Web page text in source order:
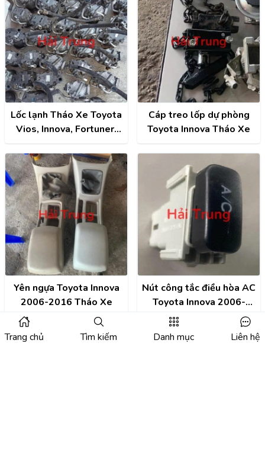
Lốc lạnh Tháo Xe Toyota
Vios, Innova, Fortuner,
Cáp treo lốp dự phòng
Toyota Innova Tháo Xe
Yên ngựa Toyota Innova
2006-2016 Tháo Xe
Nút công tắc điều hòa AC
Toyota Innova 2006-
2016 Tháo Xe
Trang chủ
Tìm kiếm Danh mục Liên hệ